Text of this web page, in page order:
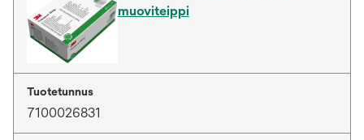
muoviteippi
Tuotetunnus
7100026831